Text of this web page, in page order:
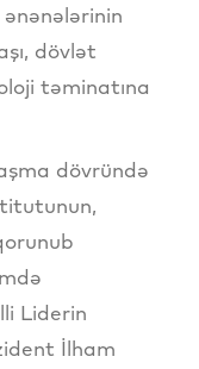
dövlət
təminatına
dövründə
Liderin
İlham